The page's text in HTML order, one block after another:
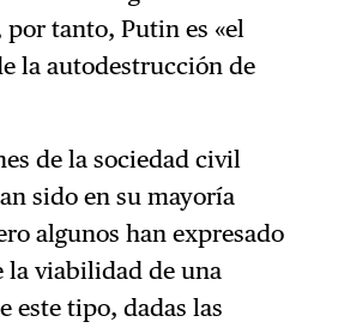
por tanto, Putin es «el
la autodestrucción de
de la sociedad civil
sido en su mayoría
algunos han expresado
la viabilidad de una
este tipo, dadas las